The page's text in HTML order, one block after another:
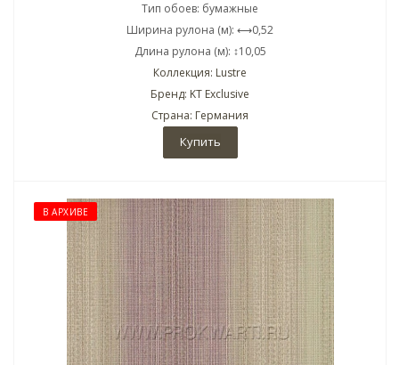
Тип обоев: бумажные
Ширина рулона (м): ⟷0,52
Длина рулона (м): ↕10,05
Коллекция: Lustre
Бренд: KT Exclusive
Страна: Германия
Купить
В АРХИВЕ